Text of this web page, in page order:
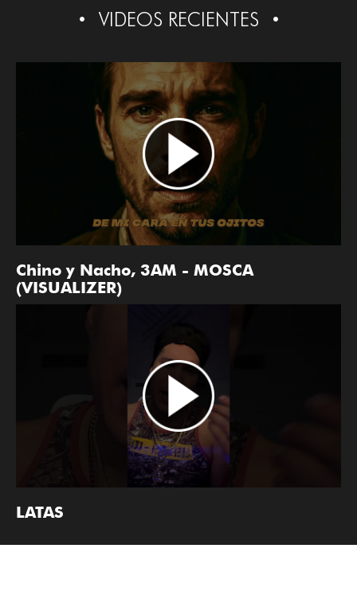
VIDEOS RECIENTES
Chino y Nacho, 3AM - MOSCA
(VISUALIZER)
LATAS